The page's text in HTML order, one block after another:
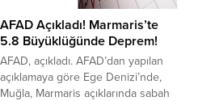
acil durumlarda hayatı önem
taşıyan bilgilerin iletilmesi için kısa...
AFAD Açıkladı! Marmaris’te
5.8 Büyüklüğünde Deprem!
AFAD, açıkladı. AFAD’dan yapılan
açıklamaya göre Ege Denizi’nde,
Muğla, Marmaris açıklarında sabah